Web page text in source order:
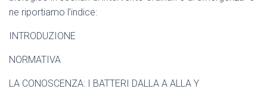
ne riportiamo l’indice:
INTRODUZIONE
NORMATIVA
LA CONOSCENZA: I BATTERI DALLA A ALLA Y